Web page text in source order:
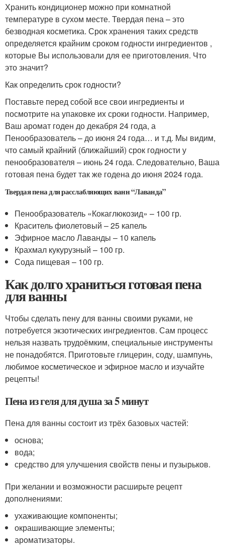
Хранить кондиционер можно при комнатной
температуре в сухом месте. Твердая пена – это
безводная косметика. Срок хранения таких средств
определяется крайним сроком годности ингредиентов ,
которые Вы использовали для ее приготовления. Что
это значит?
Как определить срок годности?
Поставьте перед собой все свои ингредиенты и
посмотрите на упаковке их сроки годности. Например,
Ваш аромат годен до декабря 24 года, а
Пенообразователь – до июня 24 года… и т.д. Мы видим,
что самый крайний (ближайший) срок годности у
пенообразователя – июнь 24 года. Следовательно, Ваша
готовая пена будет так же годена до июня 2024 года.
Твердая пена для расслабляющих ванн “Лаванда”
Пенообразователь «Кокаглюкозид» – 100 гр.
Краситель фиолетовый – 25 капель
Эфирное масло Лаванды – 10 капель
Крахмал кукурузный – 100 гр.
Сода пищевая – 100 гр.
Как долго храниться готовая пена
для ванны
Чтобы сделать пену для ванны своими руками, не
потребуется экзотических ингредиентов. Сам процесс
нельзя назвать трудоёмким, специальные инструменты
не понадобятся. Приготовьте глицерин, соду, шампунь,
любимое косметическое и эфирное масло и изучайте
рецепты!
Пена из геля для душа за 5 минут
Пена для ванны состоит из трёх базовых частей:
основа;
вода;
средство для улучшения свойств пены и пузырьков.
При желании и возможности расширьте рецепт
дополнениями:
ухаживающие компоненты;
окрашивающие элементы;
ароматизаторы.